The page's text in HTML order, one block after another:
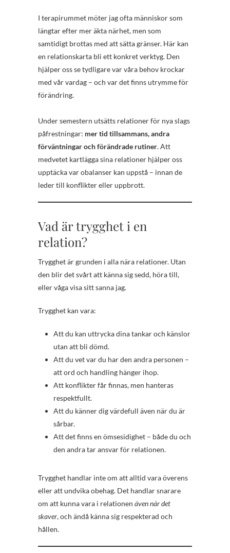
I terapirummet möter jag ofta människor som
längtar efter mer äkta närhet, men som
samtidigt brottas med att sätta gränser. Här kan
en relationskarta bli ett konkret verktyg. Den
hjälper oss se tydligare var våra behov krockar
med vår vardag – och var det finns utrymme för
förändring.
Under semestern utsätts relationer för nya slags
påfrestningar: mer tid tillsammans, andra
förväntningar och förändrade rutiner. Att
medvetet kartlägga sina relationer hjälper oss
upptäcka var obalanser kan uppstå – innan de
leder till konflikter eller uppbrott.
Vad är trygghet i en
relation?
Trygghet är grunden i alla nära relationer. Utan
den blir det svårt att känna sig sedd, höra till,
eller våga visa sitt sanna jag.
Trygghet kan vara:
Att du kan uttrycka dina tankar och känslor
utan att bli dömd.
Att du vet var du har den andra personen –
att ord och handling hänger ihop.
Att konflikter får finnas, men hanteras
respektfullt.
Att du känner dig värdefull även när du är
sårbar.
Att det finns en ömsesidighet – både du och
den andra tar ansvar för relationen.
Trygghet handlar inte om att alltid vara överens
eller att undvika obehag. Det handlar snarare
om att kunna vara i relationen även när det
skaver, och ändå känna sig respekterad och
hållen.